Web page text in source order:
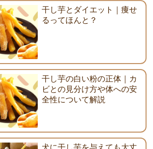
干し芋とダイエット｜痩せ
るってほんと？
干し芋の白い粉の正体｜カ
ビとの見分け方や体への安
全性について解説